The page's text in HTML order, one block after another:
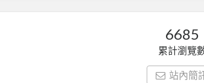
6685
累計瀏覽
站內簡